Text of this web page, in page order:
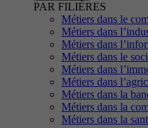
PAR FILIÈRES
Métiers dans le
Métiers dans
Métiers dans
Métiers dans le
Métiers dans
Métiers dans
Métiers dans la
Métiers dans la
Métiers dans la